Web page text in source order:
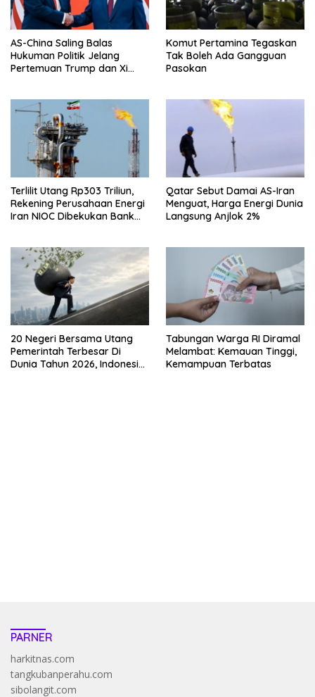
AS-China Saling Balas
Hukuman Politik Jelang
Pertemuan Trump dan Xi
Komut Pertamina Tegaskan
Tak Boleh Ada Gangguan
Pasokan
Terlilit Utang Rp303 Triliun,
Rekening Perusahaan Energi
Iran NIOC Dibekukan Bank
Qatar Sebut Damai AS-Iran
Menguat, Harga Energi Dunia
Langsung Anjlok 2%
20 Negeri Bersama Utang
Pemerintah Terbesar Di
Dunia Tahun 2026, Indonesia
Tabungan Warga RI Diramal
Melambat: Kemauan Tinggi,
Kemampuan Terbatas
PARNER
harkitnas.com
tangkubanperahu.com
sibolangit.com